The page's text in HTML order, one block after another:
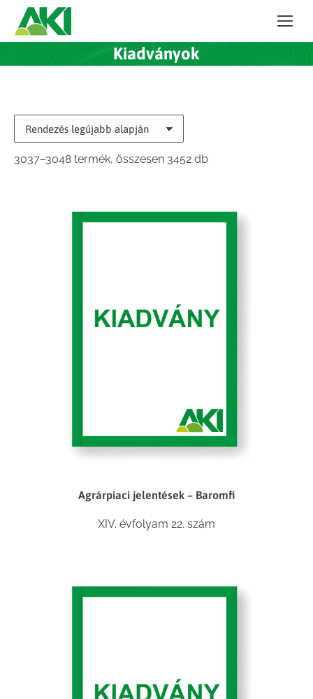
Kiadványok
3037–3048 termék, összesen 3452 dbSorted
Agrárpiaci jelentések – Baromfi
XIV. évfolyam 22. szám